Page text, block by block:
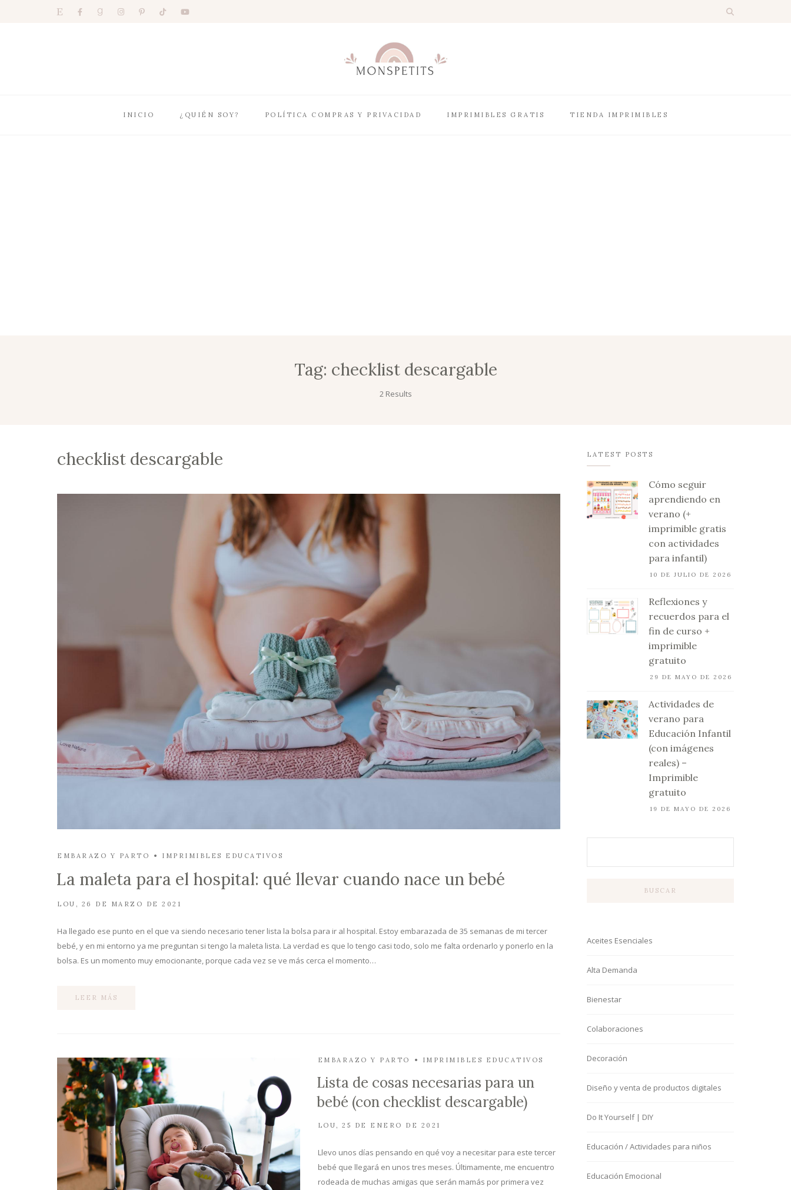
INICIO ¿QUIÉN SOY? POLÍTICA COMPRAS Y PRIVACIDAD IMPRIMIBLES GRATIS TIENDA IMPRIMIBLES
Tag: checklist descargable
2 Results
checklist descargable
EMBARAZO Y PARTO IMPRIMIBLES EDUCATIVOS
La maleta para el hospital: qué llevar cuando nace un bebé
LOU 26 DE MARZO DE 2021
Ha llegado ese punto en el que va siendo necesario tener lista la bolsa para ir al hospital. Estoy embarazada de 35 semanas de mi tercer
bebé, y en mi entorno ya me preguntan si tengo la maleta lista. La verdad es que lo tengo casi todo, solo me falta ordenarlo y ponerlo en la
bolsa. Es un momento muy emocionante, porque cada vez se ve más cerca el momento…
LEER MÁS
EMBARAZO Y PARTO IMPRIMIBLES EDUCATIVOS
Lista de cosas necesarias para un
bebé (con checklist descargable)
LOU 25 DE ENERO DE 2021
Llevo unos días pensando en qué voy a necesitar para este tercer
bebé que llegará en unos tres meses. Últimamente, me encuentro
rodeada de muchas amigas que serán mamás por primera vez
LATEST POSTS
Cómo seguir
aprendiendo en
verano (+
imprimible gratis
con actividades
para infantil)
10 DE JULIO DE 2026
Reflexiones y
recuerdos para el
fin de curso +
imprimible
gratuito
29 DE MAYO DE 2026
Actividades de
verano para
Educación Infantil
(con imágenes
reales) –
Imprimible
gratuito
19 DE MAYO DE 2026
BUSCAR
Aceites Esenciales
Alta Demanda
Bienestar
Colaboraciones
Decoración
Diseño y venta de productos digitales
Do It Yourself | DIY
Educación / Actividades para niños
Educación Emocional